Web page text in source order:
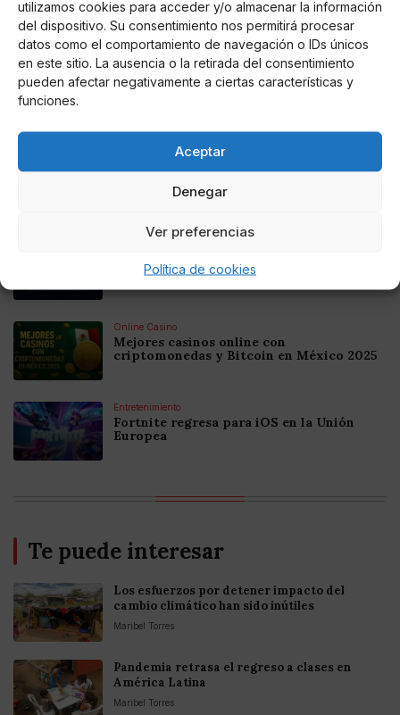
utilizamos cookies para acceder y/o almacenar la información
del dispositivo. Su consentimiento nos permitirá procesar
datos como el comportamiento de navegación o IDs únicos
en este sitio. La ausencia o la retirada del consentimiento
pueden afectar negativamente a ciertas características y
funciones.
Aceptar
Denegar
Ver preferencias
Política de cookies
AUTOR
Ana.S.R
Noticias relacionadas
Colombia 2025: Bitcoin Casinos
Mejores Casinos Online con Bitcoin y
Criptomonedas en Argentina 2025
Online Casino
Mejores casinos online con
criptomonedas y Bitcoin en México 2025
Entretenimiento
Fortnite regresa para iOS en la Unión
Europea
Te puede interesar
Los esfuerzos por detener impacto del
cambio climático han sido inútiles
Maribel Torres
Pandemia retrasa el regreso a clases en
América Latina
Maribel Torres